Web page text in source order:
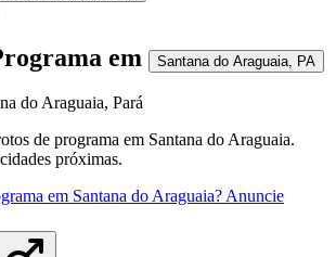
em Santana do Araguaia PA
do Araguaia, Pará
de programa em Santana do Araguaia.
próximas.
em Santana do Araguaia? Anuncie